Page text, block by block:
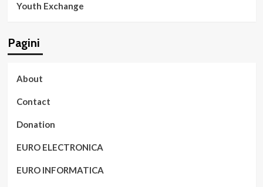
Youth Exchange
Pagini
About
Contact
Donation
EURO ELECTRONICA
EURO INFORMATICA